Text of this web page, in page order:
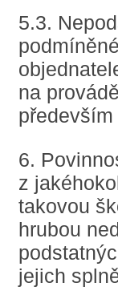
5.3.
na
6.
z
takovou
hrubou
jejich